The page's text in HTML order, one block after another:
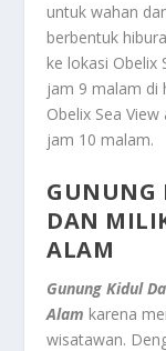
untuk wahan
berbentuk
ke lokasi Obelix
jam 9 malam di
Obelix Sea
jam 10 malam.
GUNUNG
DAN
ALAM
Gunung Kidul
Alam karena
wisatawan.